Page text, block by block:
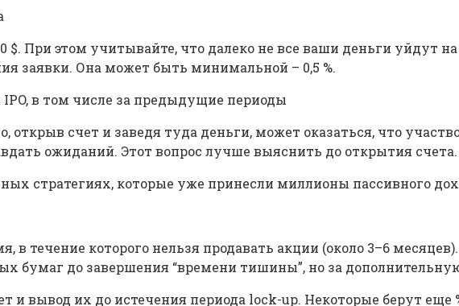
$. При этом учитывайте, что далеко не все ваши деньги уйдут
заявки. Она может быть минимальной – 0,5 %.
в том числе за предыдущие периоды
счет и заведя туда деньги, может оказаться, что
ожиданий. Этот вопрос лучше выяснить до открытия счета.
стратегиях, которые уже принесли миллионы пассивного
в течение которого нельзя продавать акции (около 3–6
бумаг до завершения “времени тишины”, но за дополнительную
и вывод их до истечения периода lock-up. Некоторые берут еще